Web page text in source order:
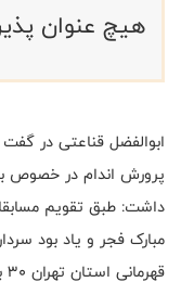
هیچ عنوان
ابوالفضل قناعتی در
پرورش اندام در خصوص
داشت: طبق تقویم
مبارک فجر و یاد بود